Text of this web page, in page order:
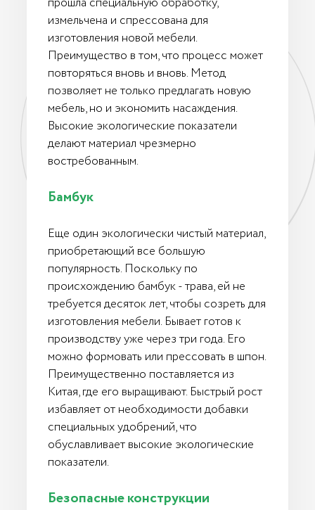
измельчена и спрессована для
изготовления новой мебели.
Преимущество в том, что процесс может
повторяться вновь и вновь. Метод
позволяет не только предлагать новую
мебель, но и экономить насаждения.
Высокие экологические показатели
делают материал чрезмерно
востребованным.
Бамбук
Еще один экологически чистый материал,
приобретающий все большую
популярность. Поскольку по
происхождению бамбук - трава, ей не
требуется десяток лет, чтобы созреть для
изготовления мебели. Бывает готов к
производству уже через три года. Его
можно формовать или прессовать в шпон.
Преимущественно поставляется из
Китая, где его выращивают. Быстрый рост
избавляет от необходимости добавки
специальных удобрений, что
обуславливает высокие экологические
показатели.
Безопасные конструкции